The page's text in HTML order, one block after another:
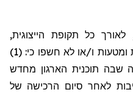
כל תקופת הייצוגית,
ו/או לא חשפו כי: (1)
שבה תוכנית הארגון מחדש
לאחר סיום הרכישה של